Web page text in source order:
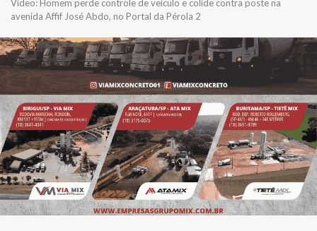
Vídeo: Homem perde controle de veículo e colide contra poste na
avenida Affif José Abdo, no Portal da Pérola 2